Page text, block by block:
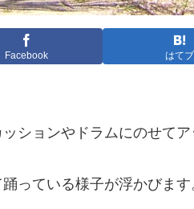
Facebook はてブ
ションやドラムにのせて
っている様子が浮かびます